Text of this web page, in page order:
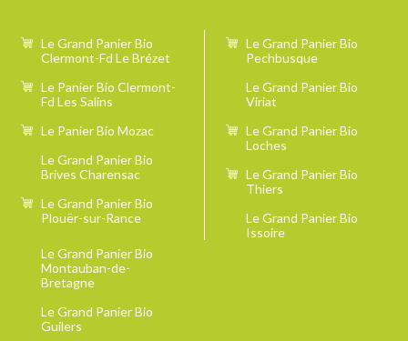
Le Grand Panier Bio
Clermont-Fd Le Brézet
Le Panier Bio Clermont-
Fd Les Salins
Le Panier Bio Mozac
Le Grand Panier Bio
Brives Charensac
Le Grand Panier Bio
Plouër-sur-Rance
Le Grand Panier Bio
Pechbusque
Le Grand Panier Bio
Viriat
Le Grand Panier Bio
Loches
Le Grand Panier Bio
Thiers
Le Grand Panier Bio
Issoire
Le Grand Panier Bio
Montauban-de-
Bretagne
Le Grand Panier Bio
Guilers